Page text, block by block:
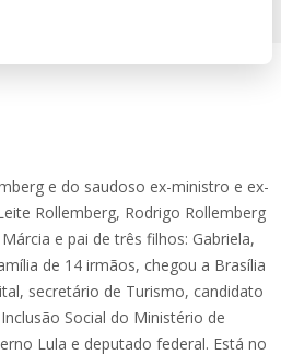
e do saudoso ex-ministro e ex-
Rollemberg, Rodrigo Rollemberg
e pai de três filhos: Gabriela,
de 14 irmãos, chegou a Brasília
secretário de Turismo, candidato
Social do Ministério de
Lula e deputado federal. Está no